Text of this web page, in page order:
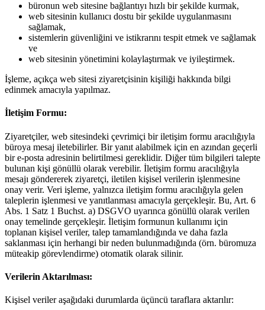
büronun web sitesine bağlantıyı hızlı bir şekilde kurmak,
web sitesinin kullanıcı dostu bir şekilde uygulanmasını
sağlamak,
sistemlerin güvenliğini ve istikrarını tespit etmek ve sağlamak
ve
web sitesinin yönetimini kolaylaştırmak ve iyileştirmek.
İşleme, açıkça web sitesi ziyaretçisinin kişiliği hakkında bilgi
edinmek amacıyla yapılmaz.
İletişim Formu:
Ziyaretçiler, web sitesindeki çevrimiçi bir iletişim formu aracılığıyla
büroya mesaj iletebilirler. Bir yanıt alabilmek için en azından geçerli
bir e-posta adresinin belirtilmesi gereklidir. Diğer tüm bilgileri talepte
bulunan kişi gönüllü olarak verebilir. İletişim formu aracılığıyla
mesajı göndererek ziyaretçi, iletilen kişisel verilerin işlenmesine
onay verir. Veri işleme, yalnızca iletişim formu aracılığıyla gelen
taleplerin işlenmesi ve yanıtlanması amacıyla gerçekleşir. Bu, Art. 6
Abs. 1 Satz 1 Buchst. a) DSGVO uyarınca gönüllü olarak verilen
onay temelinde gerçekleşir. İletişim formunun kullanımı için
toplanan kişisel veriler, talep tamamlandığında ve daha fazla
saklanması için herhangi bir neden bulunmadığında (örn. büromuza
müteakip görevlendirme) otomatik olarak silinir.
Verilerin Aktarılması:
Kişisel veriler aşağıdaki durumlarda üçüncü taraflara aktarılır: